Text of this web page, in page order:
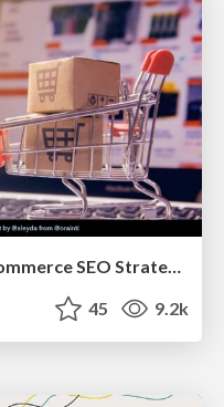
Building a Modern Day E-commerce SEO Strategy
45 9.2k